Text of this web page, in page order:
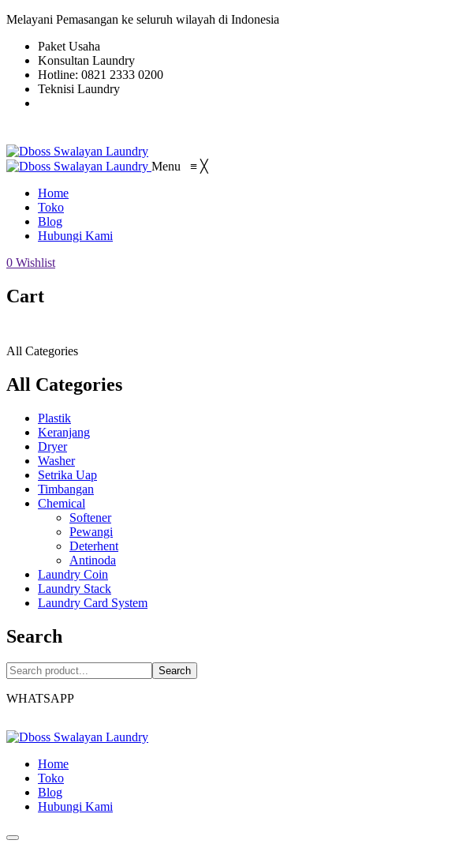
Melayani Pemasangan ke seluruh wilayah di Indonesia
Paket Usaha
Konsultan Laundry
Hotline: 0821 2333 0200
Teknisi Laundry
Menu ≡ ╳
Home
Toko
Blog
Hubungi Kami
0 Wishlist
Cart
All Categories
All Categories
Plastik
Keranjang
Dryer
Washer
Setrika Uap
Timbangan
Chemical
Softener
Pewangi
Deterhent
Antinoda
Laundry Coin
Laundry Stack
Laundry Card System
Search
Search
WHATSAPP
Home
Toko
Blog
Hubungi Kami